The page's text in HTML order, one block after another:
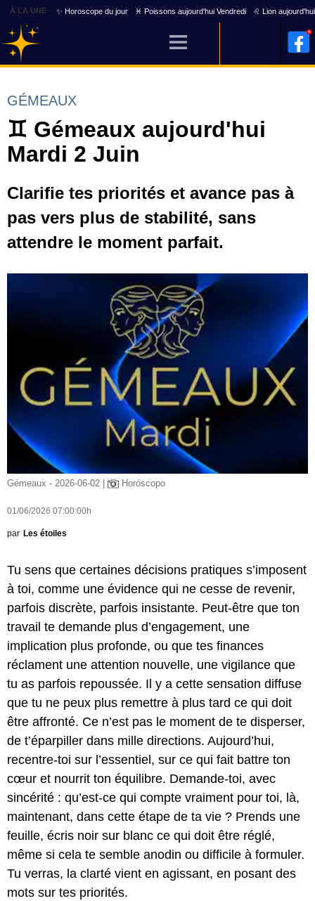
À LA UNE ✨ Horoscope du jour ♓ Poissons aujourd'hui Vendredi ♌ Lion
GÉMEAUX
♊ Gémeaux aujourd'hui
Mardi 2 Juin
Clarifie tes priorités et avance pas à
pas vers plus de stabilité, sans
attendre le moment parfait.
Gémeaux - 2026-06-02 | Horóscopo
01/06/2026 07:00:00h
par Les étoiles
Tu sens que certaines décisions pratiques s’imposent
à toi, comme une évidence qui ne cesse de revenir,
parfois discrète, parfois insistante. Peut-être que ton
travail te demande plus d’engagement, une
implication plus profonde, ou que tes finances
réclament une attention nouvelle, une vigilance que
tu as parfois repoussée. Il y a cette sensation diffuse
que tu ne peux plus remettre à plus tard ce qui doit
être affronté. Ce n’est pas le moment de te disperser,
de t’éparpiller dans mille directions. Aujourd’hui,
recentre-toi sur l’essentiel, sur ce qui fait battre ton
cœur et nourrit ton équilibre. Demande-toi, avec
sincérité : qu’est-ce qui compte vraiment pour toi, là,
maintenant, dans cette étape de ta vie ? Prends une
feuille, écris noir sur blanc ce qui doit être réglé,
même si cela te semble anodin ou difficile à formuler.
Tu verras, la clarté vient en agissant, en posant des
mots sur tes priorités.